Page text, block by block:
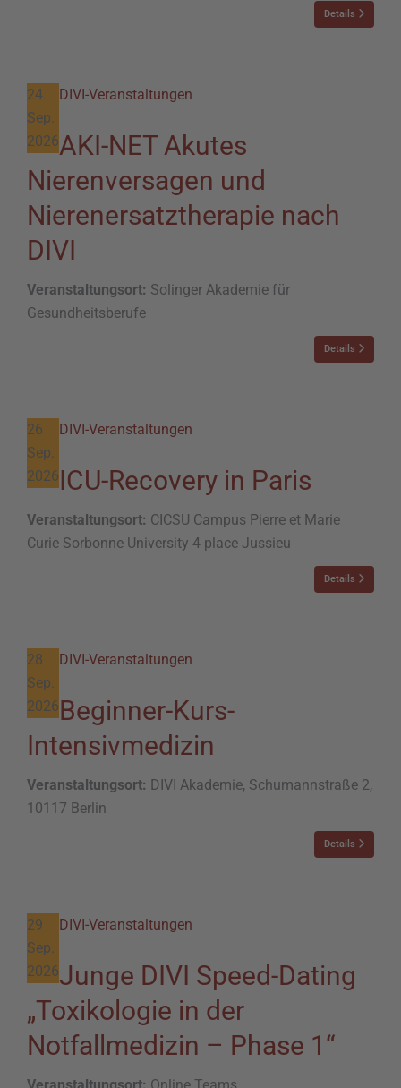
Details
24
Sep.
2026
DIVI-Veranstaltungen
AKI-NET Akutes
Nierenversagen und
Nierenersatztherapie nach
DIVI
Veranstaltungsort: Solinger Akademie für
Gesundheitsberufe
Details
26
Sep.
2026
DIVI-Veranstaltungen
ICU-Recovery in Paris
Veranstaltungsort: CICSU Campus Pierre et Marie
Curie Sorbonne University 4 place Jussieu
Details
28
Sep.
2026
DIVI-Veranstaltungen
Beginner-Kurs-
Intensivmedizin
Veranstaltungsort: DIVI Akademie, Schumannstraße 2,
10117 Berlin
Details
29
Sep.
2026
DIVI-Veranstaltungen
Junge DIVI Speed-Dating
„Toxikologie in der
Notfallmedizin – Phase 1“